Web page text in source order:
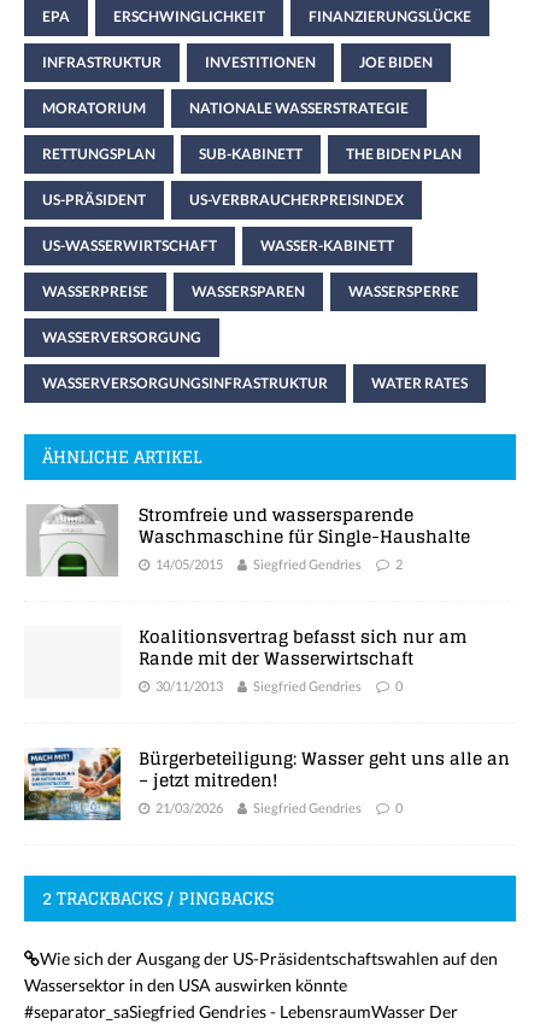
EPA ERSCHWINGLICHKEIT FINANZIERUNGSLÜCKE
INFRASTRUKTUR INVESTITIONEN JOE BIDEN
MORATORIUM NATIONALE WASSERSTRATEGIE
RETTUNGSPLAN SUB-KABINETT THE BIDEN PLAN
US-PRÄSIDENT US-VERBRAUCHERPREISINDEX
US-WASSERWIRTSCHAFT WASSER-KABINETT
WASSERPREISE WASSERSPAREN WASSERSPERRE
WASSERVERSORGUNG
WASSERVERSORGUNGSINFRASTRUKTUR WATER RATES
ÄHNLICHE ARTIKEL
Stromfreie und wassersparende
Waschmaschine für Single-Haushalte
14/05/2015 Siegfried Gendries 2
Koalitionsvertrag befasst sich nur am
Rande mit der Wasserwirtschaft
30/11/2013 Siegfried Gendries 0
Bürgerbeteiligung: Wasser geht uns alle an
– jetzt mitreden!
21/03/2026 Siegfried Gendries 0
2 TRACKBACKS / PINGBACKS
Wie sich der Ausgang der US-Präsidentschaftswahlen auf den
Wassersektor in den USA auswirken könnte
#separator_saSiegfried Gendries - LebensraumWasser Der